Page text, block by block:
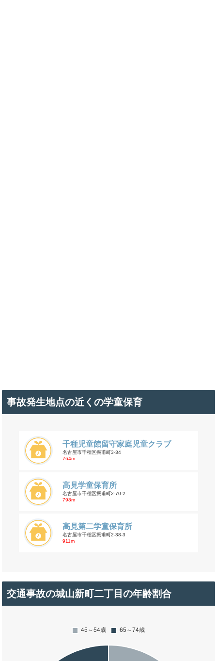
事故発生地点の近くの学童保育
千種児童館留守家庭児童クラブ
名古屋市千種区振甫町3-34
764m
高見学童保育所
名古屋市千種区振甫町2-70-2
798m
高見第二学童保育所
名古屋市千種区振甫町2-38-3
911m
交通事故の城山新町二丁目の年齢割合